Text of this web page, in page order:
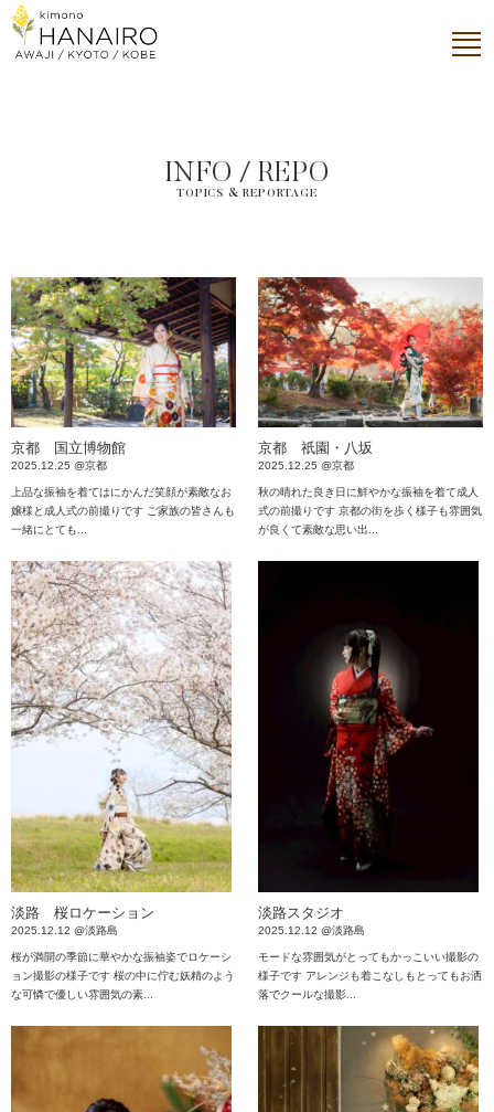
INFO / REPO
TOPICS & REPORTAGE
京都 国立博物館
2025.12.25 @京都
上品な振袖を着てはにかんだ笑顔が素敵なお
嬢様と成人式の前撮りです ご家族の皆さんも
一緒にとても...
京都 祇園・八坂
2025.12.25 @京都
秋の晴れた良き日に鮮やかな振袖を着て成人
式の前撮りです 京都の街を歩く様子も雰囲気
が良くて素敵な思い出...
淡路 桜ロケーション
2025.12.12 @淡路島
桜が満開の季節に華やかな振袖姿でロケーシ
ョン撮影の様子です 桜の中に佇む妖精のよう
な可憐で優しい雰囲気の素...
淡路スタジオ
2025.12.12 @淡路島
モードな雰囲気がとってもかっこいい撮影の
様子です アレンジも着こなしもとってもお洒
落でクールな撮影...